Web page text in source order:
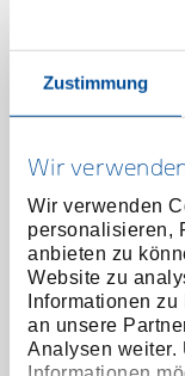
Zustimmung
Wir
Wir verwenden
personalisieren,
anbieten zu
Website zu
Informationen
an unsere
Analysen weiter.